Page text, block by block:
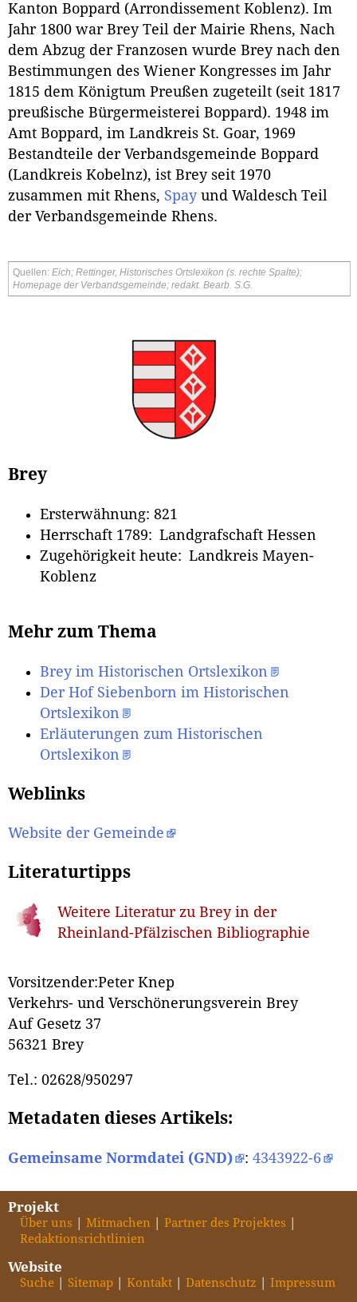
Kanton Boppard (Arrondissement Koblenz). Im
Jahr 1800 war Brey Teil der Mairie Rhens, Nach
dem Abzug der Franzosen wurde Brey nach den
Bestimmungen des Wiener Kongresses im Jahr
1815 dem Königtum Preußen zugeteilt (seit 1817
preußische Bürgermeisterei Boppard). 1948 im
Amt Boppard, im Landkreis St. Goar, 1969
Bestandteile der Verbandsgemeinde Boppard
(Landkreis Kobelnz), ist Brey seit 1970
zusammen mit Rhens, Spay und Waldesch Teil
der Verbandsgemeinde Rhens.
Quellen: Eich; Rettinger, Historisches Ortslexikon (s. rechte Spalte);
Homepage der Verbandsgemeinde; redakt. Bearb. S.G.
Brey
Ersterwähnung: 821
Herrschaft 1789: Landgrafschaft Hessen
Zugehörigkeit heute: Landkreis Mayen-
Koblenz
Mehr zum Thema
Brey im Historischen Ortslexikon
Der Hof Siebenborn im Historischen
Ortslexikon
Erläuterungen zum Historischen
Ortslexikon
Weblinks
Website der Gemeinde
Literaturtipps
Weitere Literatur zu Brey in der
Rheinland-Pfälzischen Bibliographie
Vorsitzender:Peter Knep
Verkehrs- und Verschönerungsverein Brey
Auf Gesetz 37
56321 Brey
Tel.: 02628/950297
Metadaten dieses Artikels:
Gemeinsame Normdatei (GND) : 4343922-6
Projekt
Über uns Mitmachen
Partner des Projektes
Redaktionsrichtlinien
Website
Suche Sitemap Kontakt Datenschutz Impressum